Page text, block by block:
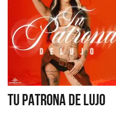
TU PATRONA DE LUJO